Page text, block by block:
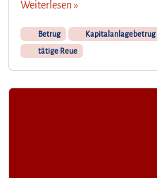
Weiterlesen »
Betrug Kapitalanlagebetrug
tätige Reue